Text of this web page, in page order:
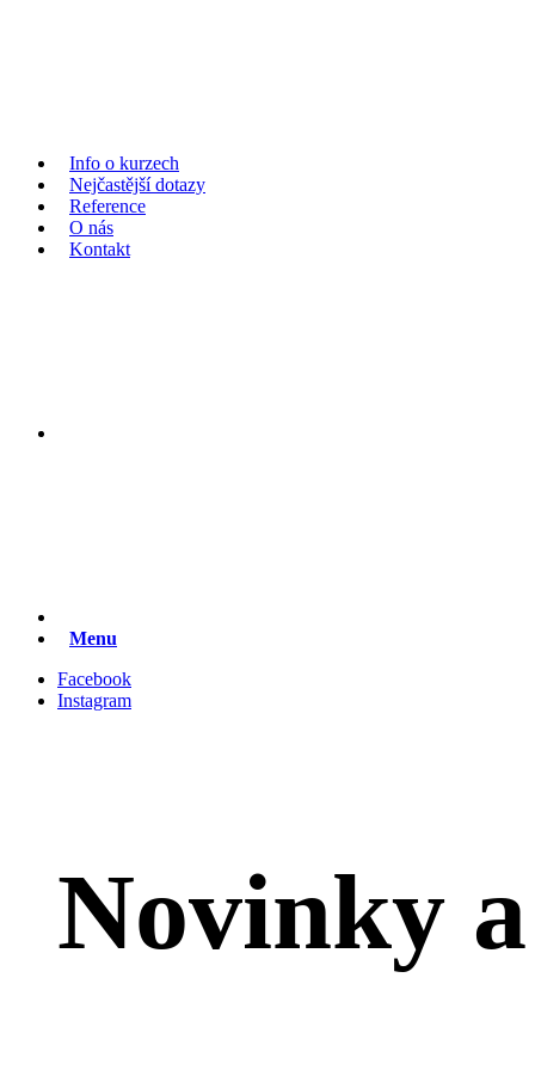
Info o kurzech
Nejčastější dotazy
Reference
O nás
Kontakt
Menu
Facebook
Instagram
Novinky